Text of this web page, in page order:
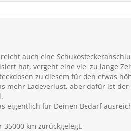
auch eine
hat, vergeht eine viel zu lange
zu diesem für den etwas
mehr Ladeverlust, aber dafür ist
eigentlich für Deinen Bedarf
km zurückgelegt.